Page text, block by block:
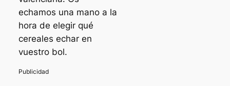
echamos una mano a la
hora de elegir qué
cereales echar en
vuestro bol.